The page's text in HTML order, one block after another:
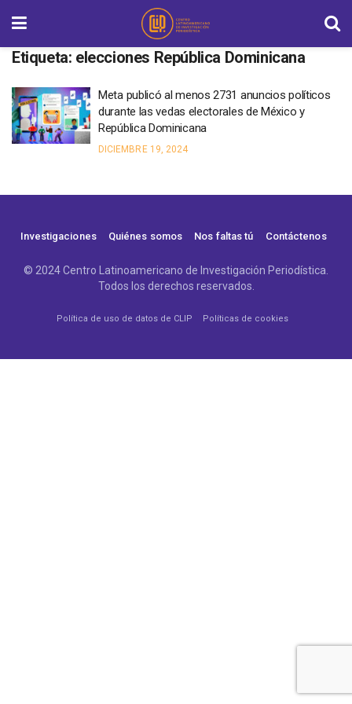
Etiqueta: elecciones República Dominicana
Meta publicó al menos 2731 anuncios políticos
durante las vedas electorales de México y
República Dominicana
DICIEMBRE 19, 2024
Investigaciones Quiénes somos Nos faltas tú Contáctenos
© 2024 Centro Latinoamericano de Investigación Periodística.
Todos los derechos reservados.
Política de uso de datos de CLIP Políticas de cookies